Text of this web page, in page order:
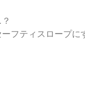
フティスロープに